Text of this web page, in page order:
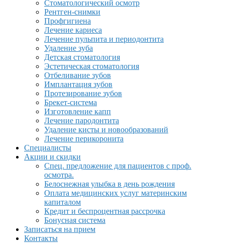
Стоматологический осмотр
Рентген-снимки
Профгигиена
Лечение кариеса
Лечение пульпита и периодонтита
Удаление зуба
Детская стоматология
Эстетическая стоматология
Отбеливание зубов
Имплантация зубов
Протезирование зубов
Брекет-система
Изготовление капп
Лечение пародонтита
Удаление кисты и новообразований
Лечение перикоронита
Специалисты
Акции и скидки
Спец. предложение для пациентов с проф.
осмотра.
Белоснежная улыбка в день рождения
Оплата медицинских услуг материнским
капиталом
Кредит и беспроцентная рассрочка
Бонусная система
Записаться на прием
Контакты